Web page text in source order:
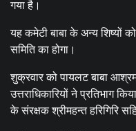
गया है।
यह कमेटी बाबा के अन्य शिष्यों
समिति का होगा।
शुक्रवार को पायलट बाबा
उत्तराधिकारियों ने प्रतिभाग
के संरक्षक श्रीमहन्त हरिगिरि